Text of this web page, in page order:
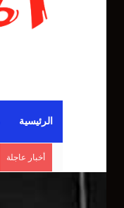
الرئيسية
أخبار عاجلة